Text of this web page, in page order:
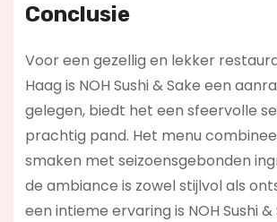
Conclusie
Voor een gezellig en lekker
Haag is NOH Sushi & Sake een
gelegen, biedt het een sfeervolle
prachtig pand. Het menu
smaken met seizoensgebonden
de ambiance is zowel stijlvol als
een intieme ervaring is NOH Sushi &